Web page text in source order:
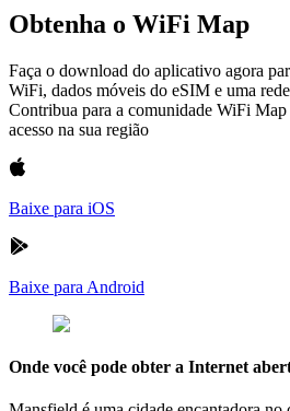
Obtenha o WiFi Map
Faça o download do aplicativo agora
WiFi, dados móveis do eSIM e uma
Contribua para a comunidade WiFi
acesso na sua região
Baixe para iOS
Baixe para Android
Onde você pode obter a Internet